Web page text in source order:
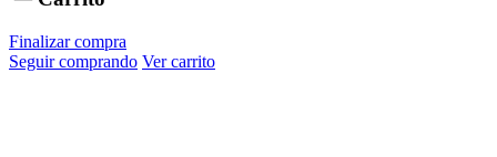
Finalizar compra
Seguir comprando Ver carrito